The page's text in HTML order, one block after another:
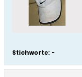
Stichworte: -